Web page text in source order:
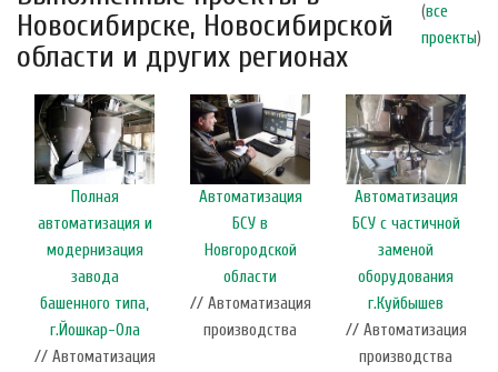
Новосибирске, Новосибирской
области и других регионах
(все
проекты)
Полная
автоматизация и
модернизация
завода
башенного типа,
г.Йошкар-Ола
// Автоматизация
Автоматизация
БСУ в
Новгородской
области
// Автоматизация
производства
Автоматизация
БСУ с частичной
заменой
оборудования
г.Куйбышев
// Автоматизация
производства